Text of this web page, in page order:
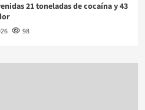
21 toneladas de cocaína y 43
98